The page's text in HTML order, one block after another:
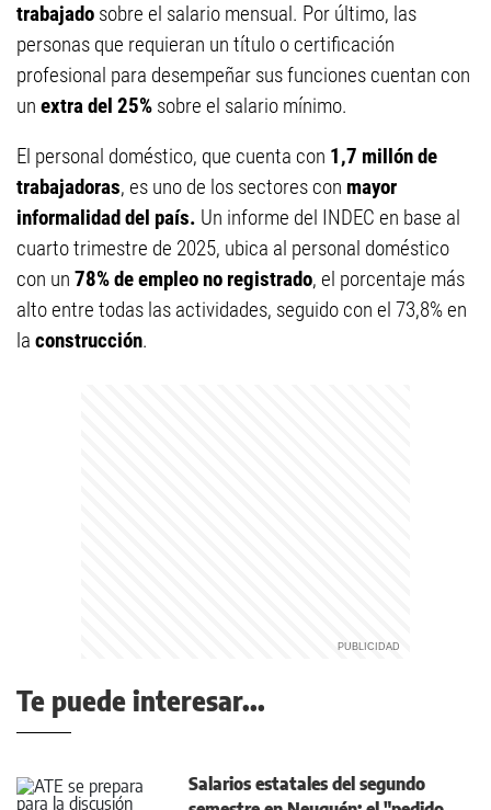
trabajado sobre el salario mensual. Por último, las
personas que requieran un título o certificación
profesional para desempeñar sus funciones cuentan con
un extra del 25% sobre el salario mínimo.
El personal doméstico, que cuenta con 1,7 millón de
trabajadoras, es uno de los sectores con mayor
informalidad del país. Un informe del INDEC en base al
cuarto trimestre de 2025, ubica al personal doméstico
con un 78% de empleo no registrado, el porcentaje más
alto entre todas las actividades, seguido con el 73,8% en
la construcción.
Te puede interesar...
Salarios estatales del segundo